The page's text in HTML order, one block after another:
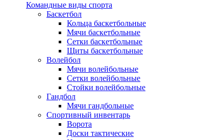
Командные виды спорта
Баскетбол
Кольца баскетбольные
Мячи баскетбольные
Сетки баскетбольные
Щиты баскетбольные
Волейбол
Мячи волейбольные
Сетки волейбольные
Стойки волейбольные
Гандбол
Мячи гандбольные
Спортивный инвентарь
Ворота
Доски тактические